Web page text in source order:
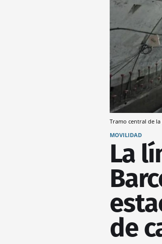
Tramo central de la
MOVILIDAD
La
de